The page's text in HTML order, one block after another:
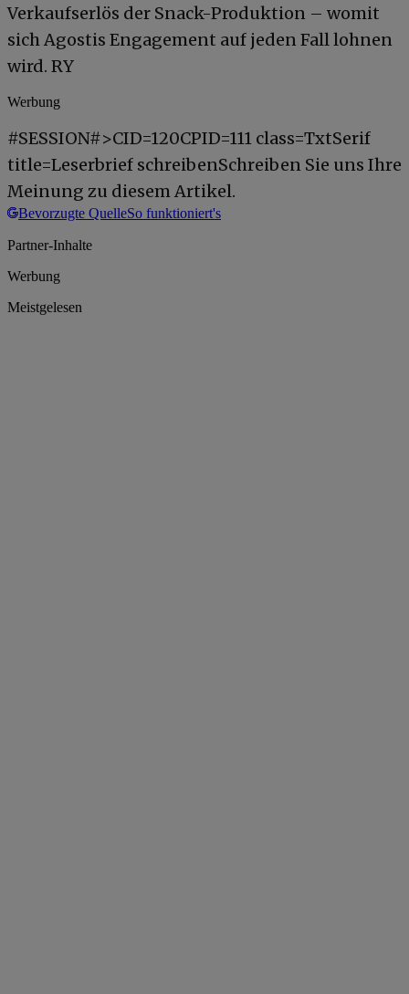
Verkaufserlös der Snack-Produktion – womit
sich Agostis Engagement auf jeden Fall lohnen
wird. RY
Werbung
#SESSION#>CID=120CPID=111 class=TxtSerif
title=Leserbrief schreibenSchreiben Sie uns Ihre
Meinung zu diesem Artikel.
Bevorzugte QuelleSo funktioniert's
Partner-Inhalte
Werbung
Meistgelesen